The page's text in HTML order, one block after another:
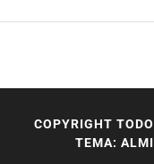
COPYRIGHT
TEMA: